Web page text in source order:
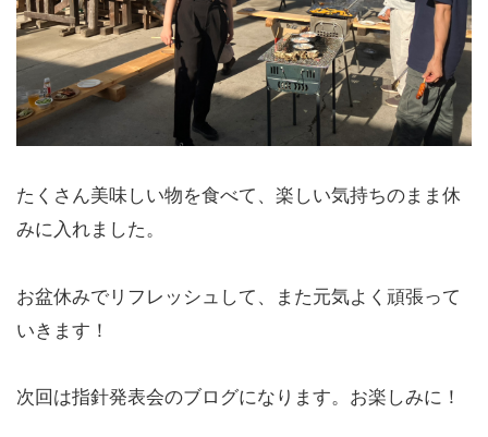
たくさん美味しい物を食べて、楽しい気持ちのまま休
みに入れました。
お盆休みでリフレッシュして、また元気よく頑張って
いきます！
次回は指針発表会のブログになります。お楽しみに！